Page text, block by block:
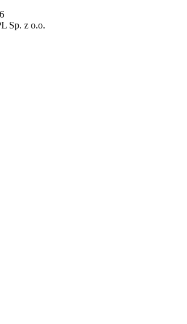
Sp. z o.o.